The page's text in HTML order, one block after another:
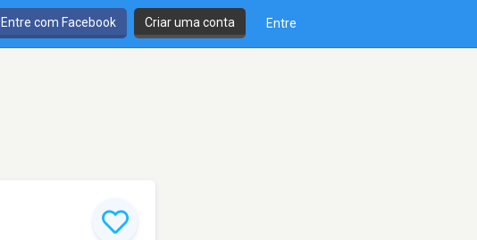
Entre com Facebook Criar uma conta Entre